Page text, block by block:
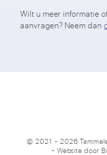
Wilt u meer informatie
aanvragen? Neem dan
© 2021 - 2026
- Website door